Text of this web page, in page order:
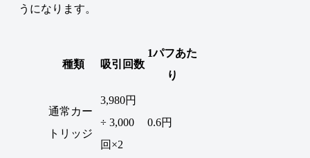
うになります。
種類 吸引回数
1パフあた
り
通常カー
トリッジ
3,980円
÷ 3,000
回×2
0.6円